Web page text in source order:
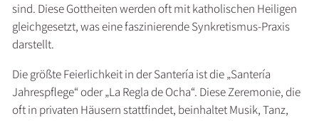
sind. Diese Gottheiten werden oft mit katholischen Heiligen
gleichgesetzt, was eine faszinierende Synkretismus-Praxis
darstellt.
Die größte Feierlichkeit in der Santería ist die „Santería
Jahrespflege“ oder „La Regla de Ocha“. Diese Zeremonie, die
oft in privaten Häusern stattfindet, beinhaltet Musik, Tanz,